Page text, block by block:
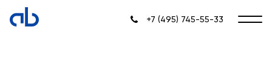
+7 (495) 745-55-33